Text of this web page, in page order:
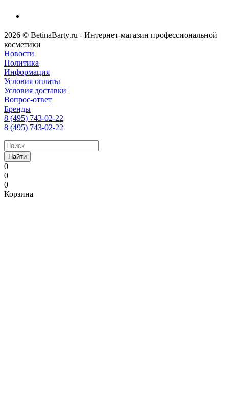
2026 © BetinaBarty.ru - Интернет-магазин профессиональной
косметики
Новости
Политика
Информация
Условия оплаты
Условия доставки
Вопрос-ответ
Бренды
8 (495) 743-02-22
8 (495) 743-02-22
Найти
0
0
0
Корзина